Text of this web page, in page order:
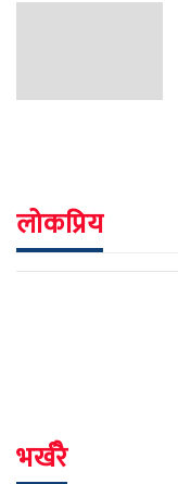
लोकप्रिय
भर्खरै